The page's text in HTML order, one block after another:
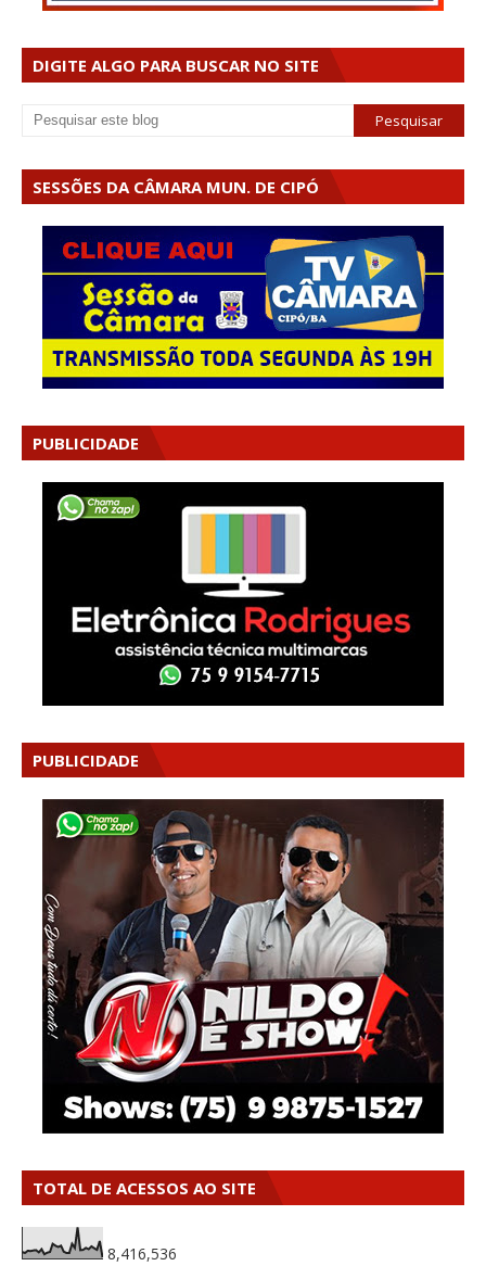
DIGITE ALGO PARA BUSCAR NO SITE
SESSÕES DA CÂMARA MUN. DE CIPÓ
PUBLICIDADE
PUBLICIDADE
TOTAL DE ACESSOS AO SITE
8,416,536